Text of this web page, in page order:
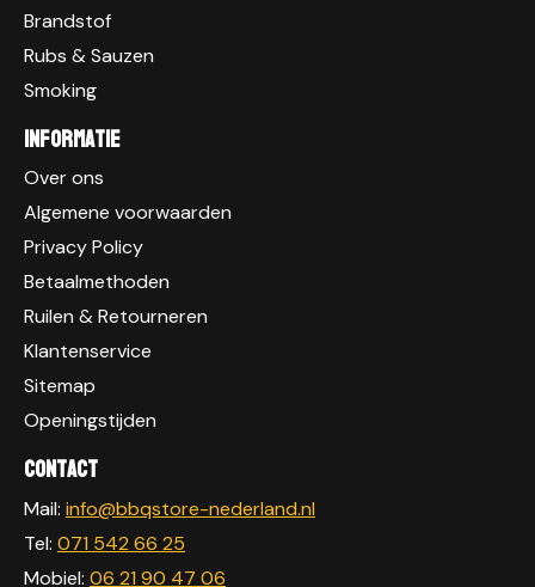
Brandstof
Rubs & Sauzen
Smoking
Informatie
Over ons
Algemene voorwaarden
Privacy Policy
Betaalmethoden
Ruilen & Retourneren
Klantenservice
Sitemap
Openingstijden
Contact
Mail: info@bbqstore-nederland.nl
Tel: 071 542 66 25
Mobiel: 06 21 90 47 06